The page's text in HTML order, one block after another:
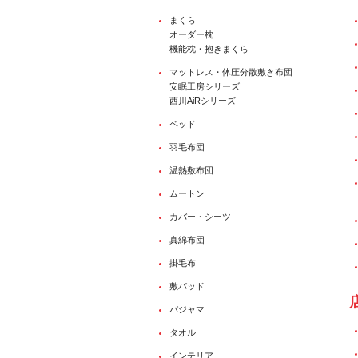
まくら
オーダー枕
機能枕・抱きまくら
マットレス・体圧分散敷き布団
安眠工房シリーズ
西川AiRシリーズ
ベッド
羽毛布団
温熱敷布団
ムートン
カバー・シーツ
真綿布団
掛毛布
敷パッド
パジャマ
タオル
インテリア